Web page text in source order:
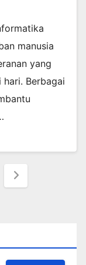
manusia
yang
Berbagai